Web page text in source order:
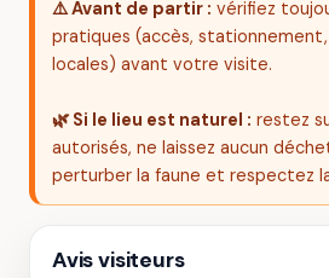
⚠️ Avant de partir : vérifiez
pratiques (accès,
locales) avant votre visite.
🌿 Si le lieu est naturel : restez
autorisés, ne laissez aucun
perturber la faune et respectez
Avis visiteurs